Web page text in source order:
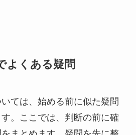
よくある疑問
ては、始める前に似た疑問
。ここでは、判断の前に確